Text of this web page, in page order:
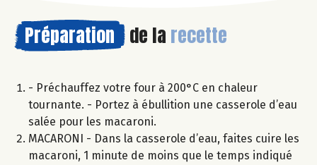
Préparation de la recette
- Préchauffez votre four à 200°C en chaleur
tournante. - Portez à ébullition une casserole d’eau
salée pour les macaroni.
MACARONI - Dans la casserole d’eau, faites cuire les
macaroni, 1 minute de moins que le temps indiqué